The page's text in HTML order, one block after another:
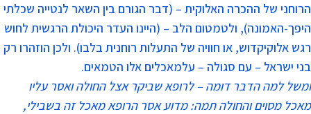
הרוחני של ההכרה האלוקית – (דבר הגורם בין השאר לנטייה שכלתי
היפך-האמונה), ולטמטום הלב – (היינו העדר היכולת הרגשית לחוש
רגש אלוקיקדוש, או חוויה של התעלות רוחנית בלבו). ולכן הוזהרו רק
בני ישראל – עם סגולה – עלמאכלים אלו הטמאים.
ומשל למה הדבר דומה – לרופא שביקר אצל החולה ואסר עליו
מאכל מסוים והחולה תמה: מדוע אסר הרופא מאכל זה בשבילי,